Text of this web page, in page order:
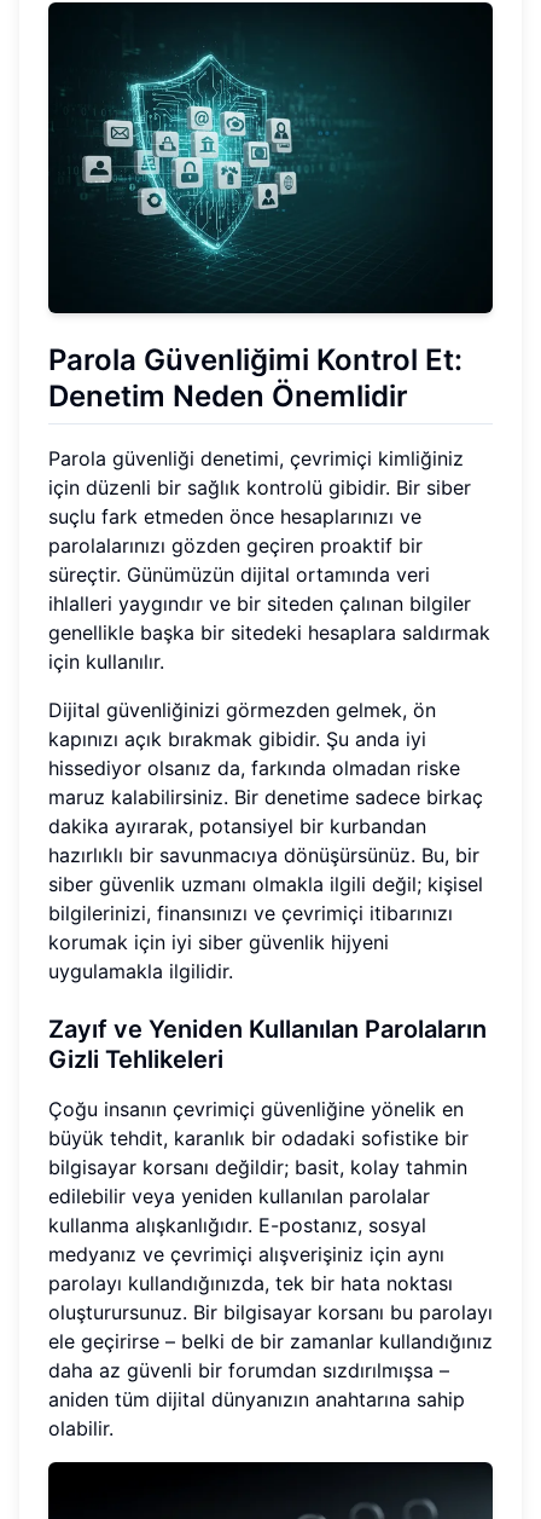
Parola Güvenliğimi Kontrol Et:
Denetim Neden Önemlidir
Parola güvenliği denetimi, çevrimiçi kimliğiniz
için düzenli bir sağlık kontrolü gibidir. Bir siber
suçlu fark etmeden önce hesaplarınızı ve
parolalarınızı gözden geçiren proaktif bir
süreçtir. Günümüzün dijital ortamında veri
ihlalleri yaygındır ve bir siteden çalınan bilgiler
genellikle başka bir sitedeki hesaplara saldırmak
için kullanılır.
Dijital güvenliğinizi görmezden gelmek, ön
kapınızı açık bırakmak gibidir. Şu anda iyi
hissediyor olsanız da, farkında olmadan riske
maruz kalabilirsiniz. Bir denetime sadece birkaç
dakika ayırarak, potansiyel bir kurbandan
hazırlıklı bir savunmacıya dönüşürsünüz. Bu, bir
siber güvenlik uzmanı olmakla ilgili değil; kişisel
bilgilerinizi, finansınızı ve çevrimiçi itibarınızı
korumak için iyi siber güvenlik hijyeni
uygulamakla ilgilidir.
Zayıf ve Yeniden Kullanılan Parolaların
Gizli Tehlikeleri
Çoğu insanın çevrimiçi güvenliğine yönelik en
büyük tehdit, karanlık bir odadaki sofistike bir
bilgisayar korsanı değildir; basit, kolay tahmin
edilebilir veya yeniden kullanılan parolalar
kullanma alışkanlığıdır. E-postanız, sosyal
medyanız ve çevrimiçi alışverişiniz için aynı
parolayı kullandığınızda, tek bir hata noktası
oluşturursunuz. Bir bilgisayar korsanı bu parolayı
ele geçirirse – belki de bir zamanlar kullandığınız
daha az güvenli bir forumdan sızdırılmışsa –
aniden tüm dijital dünyanızın anahtarına sahip
olabilir.